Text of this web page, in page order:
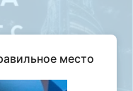
место